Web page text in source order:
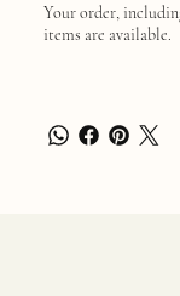
Your order,
items are available.